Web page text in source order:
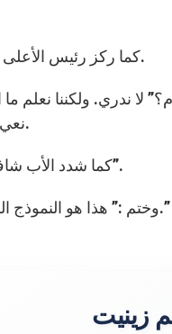
كما ركز رئيس الأعلى على تقليد مؤسس السالسيين، القديس جان بوسكو.
لا ندري. ولكننا نعلم
نعي ما يجب فعله لنحذوا حذوه. انه سؤال معرفة وايحاء.
كما شدد الأب شافيز على هوية القديس واصفًا إياه بـ “الكاهن- المربي”.
وختم :” هذا هو النموذج الذي نملكه، ونحن مدعوون بعيشه بأمانة قدر الامكان.”
زينيت